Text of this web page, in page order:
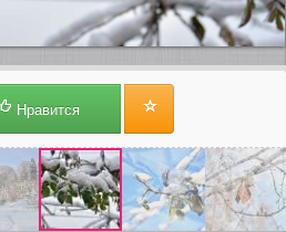
Нравится